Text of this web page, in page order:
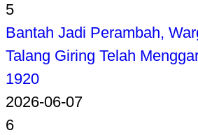
5
Bantah Jadi Perambah,
Talang Giring Telah
1920
2026-06-07
6